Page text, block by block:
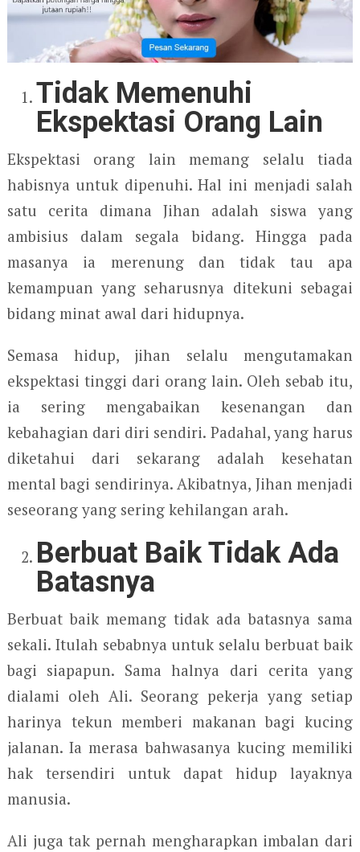
Tidak Memenuhi
Ekspektasi Orang Lain
Ekspektasi orang lain memang selalu tiada
habisnya untuk dipenuhi. Hal ini menjadi salah
satu cerita dimana Jihan adalah siswa yang
ambisius dalam segala bidang. Hingga pada
masanya ia merenung dan tidak tau apa
kemampuan yang seharusnya ditekuni sebagai
bidang minat awal dari hidupnya.
Semasa hidup, jihan selalu mengutamakan
ekspektasi tinggi dari orang lain. Oleh sebab itu,
ia sering mengabaikan kesenangan dan
kebahagian dari diri sendiri. Padahal, yang harus
diketahui dari sekarang adalah kesehatan
mental bagi sendirinya. Akibatnya, Jihan menjadi
seseorang yang sering kehilangan arah.
Berbuat Baik Tidak Ada
Batasnya
Berbuat baik memang tidak ada batasnya sama
sekali. Itulah sebabnya untuk selalu berbuat baik
bagi siapapun. Sama halnya dari cerita yang
dialami oleh Ali. Seorang pekerja yang setiap
harinya tekun memberi makanan bagi kucing
jalanan. Ia merasa bahwasanya kucing memiliki
hak tersendiri untuk dapat hidup layaknya
manusia.
Ali juga tak pernah mengharapkan imbalan dari